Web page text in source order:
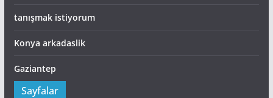
tanışmak istiyorum
Konya arkadaslik
Gaziantep
Sayfalar